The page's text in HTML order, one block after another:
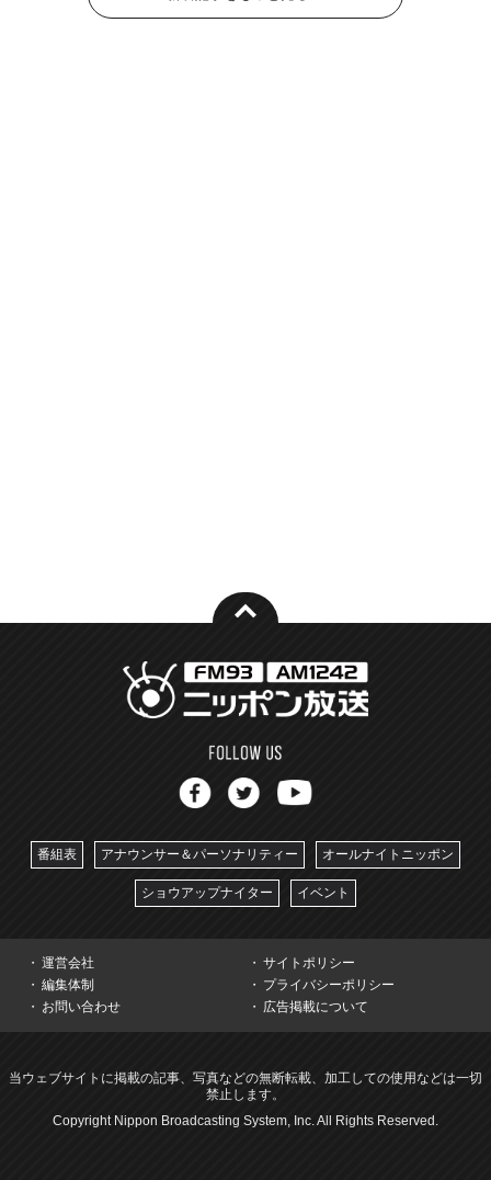
番組表 アナウンサー＆パーソナリティー オールナイトニッポン
ショウアップナイター イベント
運営会社
サイトポリシー
編集体制
プライバシーポリシー
お問い合わせ
広告掲載について
当ウェブサイトに掲載の記事、写真などの無断転載、加工しての使用などは一切
禁止します。
Copyright Nippon Broadcasting System, Inc. All Rights Reserved.